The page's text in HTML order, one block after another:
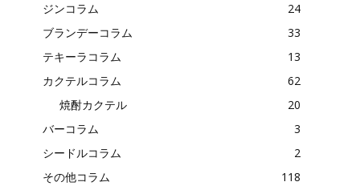
ジンコラム
24
ブランデーコラム
33
テキーラコラム
13
カクテルコラム
62
焼酎カクテル
20
バーコラム
3
シードルコラム
2
その他コラム
118